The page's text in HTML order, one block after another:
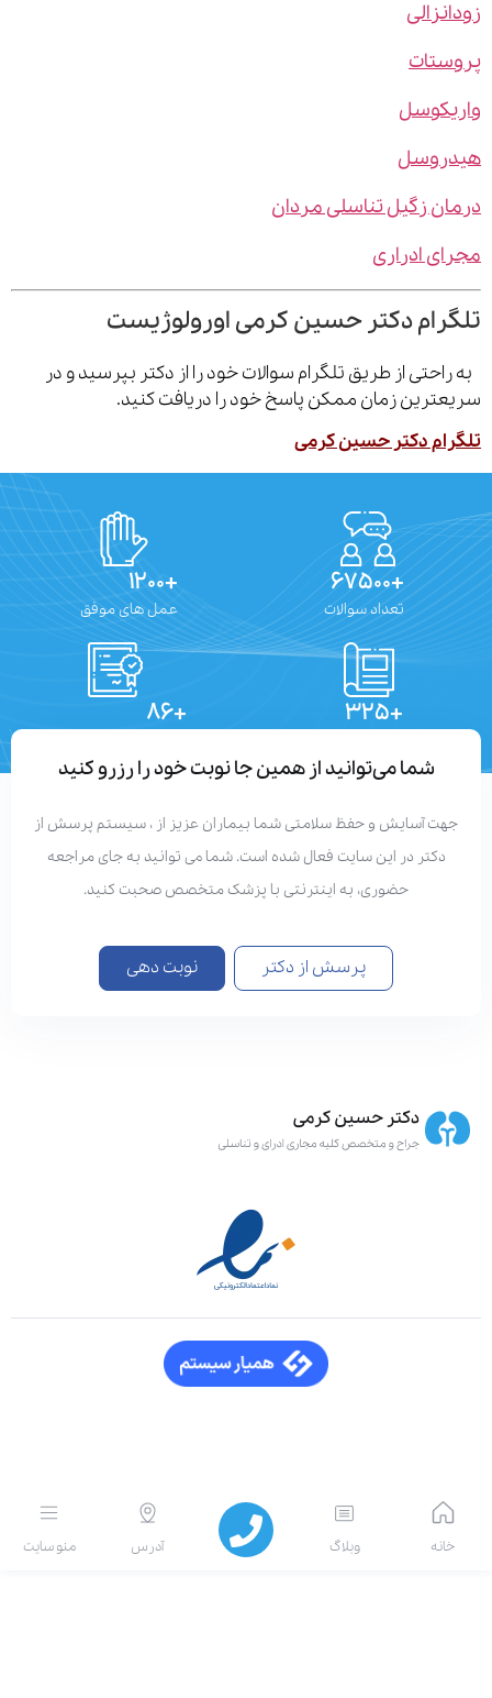
زگیل تناسلی مردان
ادراری
دکتر حسین کرمی اورولوژیست
از طریق تلگرام سوالات خود را از دکتر بپرسید و در
زمان ممکن پاسخ خود را دریافت کنید.
دکتر حسین کرمی
تعداد سوالات عمل های موفق
شما می‌توانید از همین جا نوبت خود را رزرو کنید
آسایش و حفظ سلامتی شما بیماران عزیز از ، سیستم پرسش از
دکتر در این سایت فعال شده است. شما می توانید به جای مراجعه
حضوری، به اینترنتی با پزشک متخصص صحبت کنید.
پرسش از دکتر نوبت دهی
منو سایت